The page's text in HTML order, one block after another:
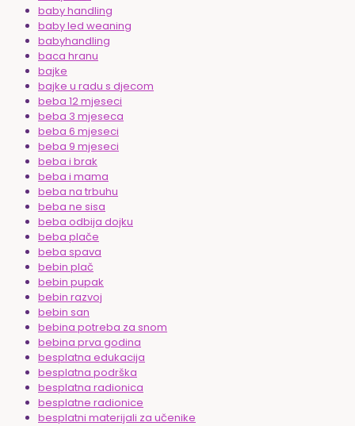
baby handling
baby led weaning
babyhandling
baca hranu
bajke
bajke u radu s djecom
beba 12 mjeseci
beba 3 mjeseca
beba 6 mjeseci
beba 9 mjeseci
beba i brak
beba i mama
beba na trbuhu
beba ne sisa
beba odbija dojku
beba plače
beba spava
bebin plač
bebin pupak
bebin razvoj
bebin san
bebina potreba za snom
bebina prva godina
besplatna edukacija
besplatna podrška
besplatna radionica
besplatne radionice
besplatni materijali za učenike